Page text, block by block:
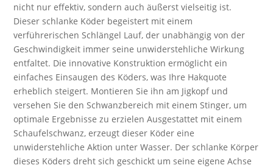
nicht nur effektiv, sondern auch äußerst vielseitig ist.
Dieser schlanke Köder begeistert mit einem
verführerischen Schlängel Lauf, der unabhängig von der
Geschwindigkeit immer seine unwiderstehliche Wirkung
entfaltet. Die innovative Konstruktion ermöglicht ein
einfaches Einsaugen des Köders, was Ihre Hakquote
erheblich steigert. Montieren Sie ihn am Jigkopf und
versehen Sie den Schwanzbereich mit einem Stinger, um
optimale Ergebnisse zu erzielen Ausgestattet mit einem
Schaufelschwanz, erzeugt dieser Köder eine
unwiderstehliche Aktion unter Wasser. Der schlanke Körper
dieses Köders dreht sich geschickt um seine eigene Achse